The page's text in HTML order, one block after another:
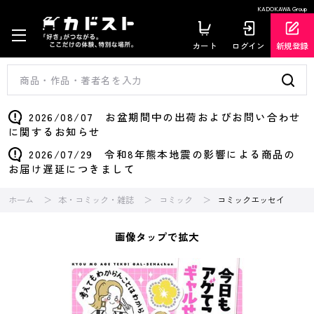
KADOKAWA Group
カート ログイン 新規登録
2026/08/07 お盆期間中の出荷およびお問い合わせ
に関するお知らせ
2026/07/29 令和8年熊本地震の影響による商品の
お届け遅延につきまして
ホーム 本・コミック・雑誌 コミック コミックエッセイ
画像タップで拡大